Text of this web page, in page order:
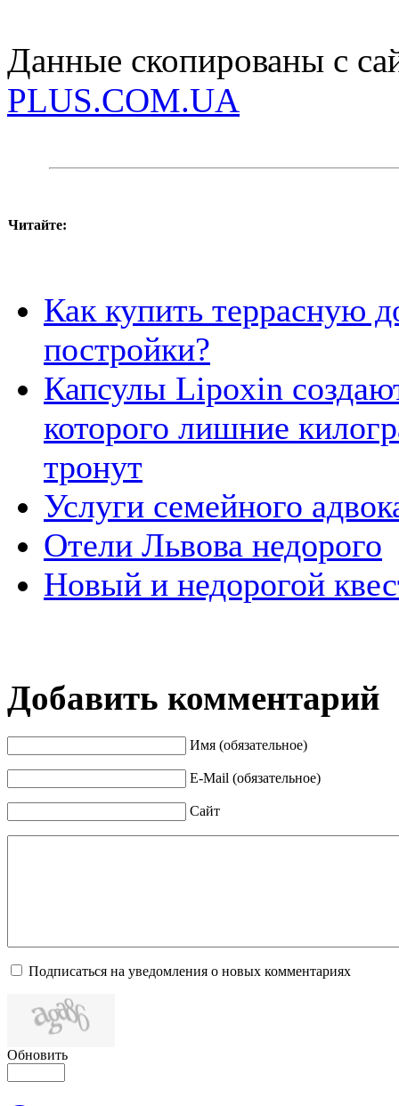
Данные скопированы с
PLUS.COM.UA
Читайте:
Как купить террасную
постройки?
Капсулы Lipoxin
которого лишние
тронут
Услуги семейного
Отели Львова недорого
Новый и недорогой
Добавить комментарий
Имя (обязательное)
E-Mail (обязательное)
Сайт
Подписаться на уведомления о новых комментариях
Обновить